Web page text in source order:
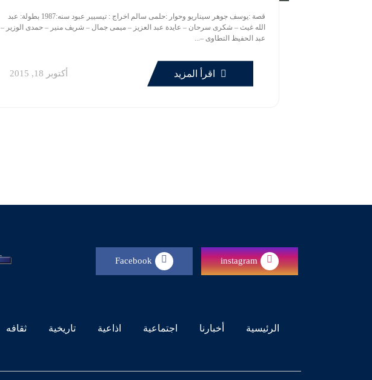
قصة :يوسف جوهر سيناريو وحوار :حلمى سالم اخراج : تيسيير عبود سنه:1987 بطولة: عبد
الله غيث – شكرى سرحان – عايدة عبد العزيز – ميمى جمال – شريف منير – حمدى الوزير –
عبد الحفيظ التطاوى –...
اقرأ المزيد أكتوبر 18, 2015
instagram
Facebook
الرئيسية أخبارنا اجتماعية اذاعية تاريخية ثقافه